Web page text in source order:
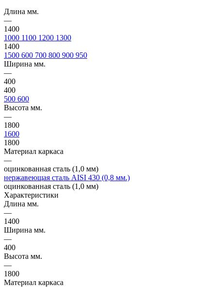
Длина мм.
—
1400
1000 1100 1200 1300
1400
1500 600 700 800 900 950
Ширина мм.
—
400
400
500 600
Высота мм.
—
1800
1600
1800
Материал каркаса
—
оцинкованная сталь (1,0 мм)
нержавеющая сталь AISI 430 (0,8 мм.)
оцинкованная сталь (1,0 мм)
Характеристики
Длина мм.
—
1400
Ширина мм.
—
400
Высота мм.
—
1800
Материал каркаса